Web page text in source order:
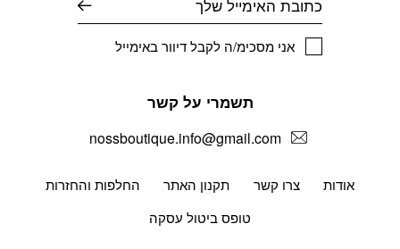
אני מסכימ/ה לקבל דיוור באימייל
אודות צרו קשר תקנון האתר
החלפות והחזרות
טופס ביטול עסקה
תשמרי על קשר
nossboutique.info@gmail.com